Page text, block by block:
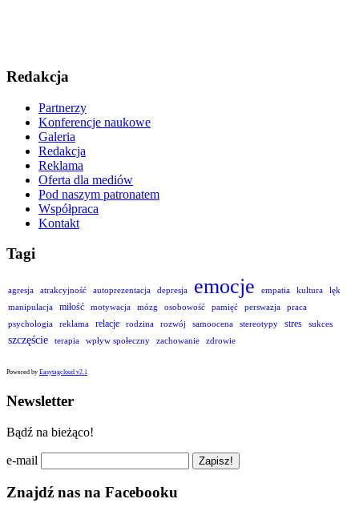
Redakcja
Partnerzy
Konferencje naukowe
Galeria
Redakcja
Reklama
Oferta dla mediów
Pod naszym patronatem
Współpraca
Kontakt
Tagi
agresja atrakcyjność autoprezentacja depresja emocje empatia kultura
lęk
manipulacja
miłość motywacja mózg osobowość pamięć perswazja
praca
psychologia
reklama relacje rodzina rozwój samoocena stereotypy stres sukces
szczęście terapia wpływ społeczny zachowanie zdrowie
Powered by Easytagcloud v2.1
Newsletter
Bądź na bieżąco!
e-mail
Znajdź nas na Facebooku